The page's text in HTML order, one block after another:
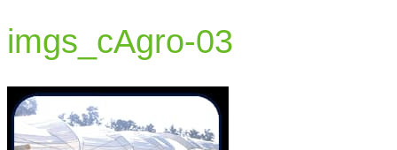
imgs_cAgro-03